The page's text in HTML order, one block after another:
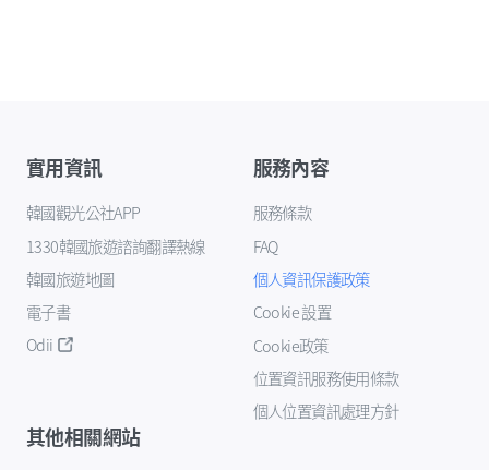
實用資訊
韓國觀光公社APP
1330韓國旅遊諮詢翻譯熱線
韓國旅遊地圖
電子書
Odii
服務內容
服務條款
FAQ
個人資訊保護政策
Cookie 設置
Cookie政策
位置資訊服務使用條款
個人位置資訊處理方針
其他相關網站